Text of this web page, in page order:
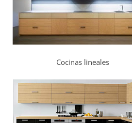
Cocinas lineales